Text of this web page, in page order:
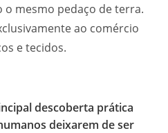
mesmo pedaço de terra.
ao comércio
e tecidos.
descoberta prática
deixarem de ser